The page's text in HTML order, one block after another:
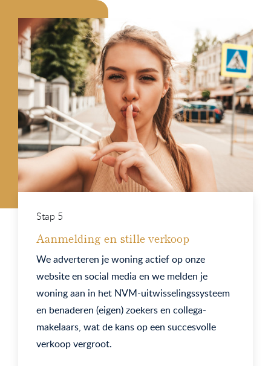
Stap 5
Aanmelding en stille verkoop
We adverteren je woning actief op onze
website en social media en we melden je
woning aan in het NVM-uitwisselingssysteem
en benaderen (eigen) zoekers en collega-
makelaars, wat de kans op een succesvolle
verkoop vergroot.